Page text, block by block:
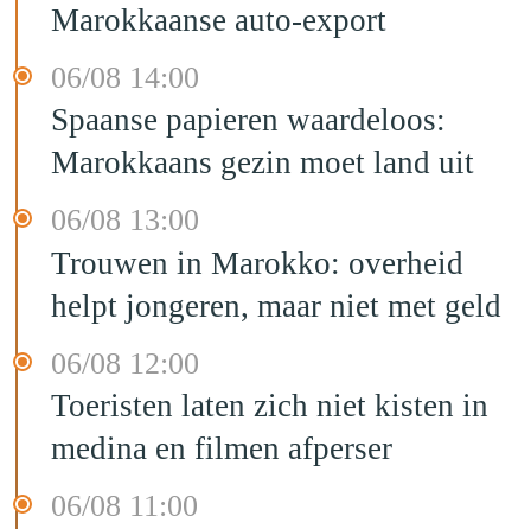
Marokkaanse auto-export
06/08 14:00
Spaanse papieren waardeloos:
Marokkaans gezin moet land uit
06/08 13:00
Trouwen in Marokko: overheid
helpt jongeren, maar niet met geld
06/08 12:00
Toeristen laten zich niet kisten in
medina en filmen afperser
06/08 11:00